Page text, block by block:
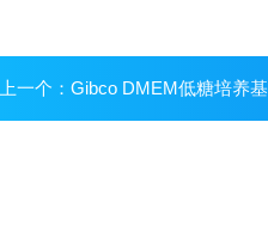
上一个：Gibco DMEM低糖培养基